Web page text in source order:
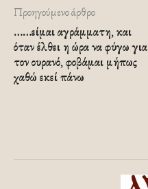
Προηγούμενο άρθρο
……είμαι αγράμματη, και
όταν έλθει η ώρα να φύγω για
τον ουρανό, φοβάμαι μήπως
χαθώ εκεί πάνω